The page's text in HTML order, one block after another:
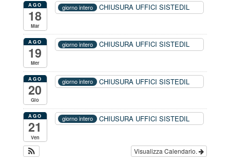
AGO
18
Mar
giorno intero CHIUSURA UFFICI SISTEDIL
AGO
19
Mer
giorno intero CHIUSURA UFFICI SISTEDIL
AGO
20
Gio
giorno intero CHIUSURA UFFICI SISTEDIL
AGO
21
Ven
giorno intero CHIUSURA UFFICI SISTEDIL
Visualizza Calendario.